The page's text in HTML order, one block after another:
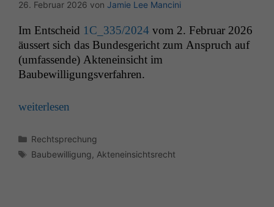
26. Februar 2026 von Jamie Lee Mancini
Im Entscheid 1C_335/2024 vom 2. Feb­ru­ar 2026
äussert sich das Bun­des­gericht zum Anspruch auf
(umfassende) Aktenein­sicht im
Baubewilligungsverfahren.
weit­er­lesen
Kategorien
Rechtsprechung
Schlagwörter
Baubewilligung Akteneinsichtsrecht